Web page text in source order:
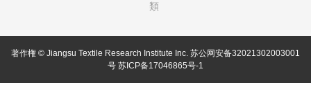
類
著作権 © Jiangsu Textile Research Institute Inc. 苏公网安备32021302003001
号 苏ICP备17046865号-1